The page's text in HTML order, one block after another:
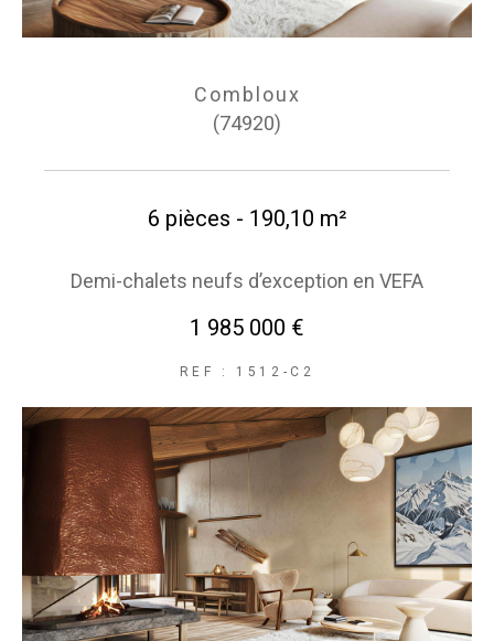
Combloux
(74920)
6 pièces - 190,10 m²
Demi-chalets neufs d’exception en VEFA
1 985 000 €
REF : 1512-C2